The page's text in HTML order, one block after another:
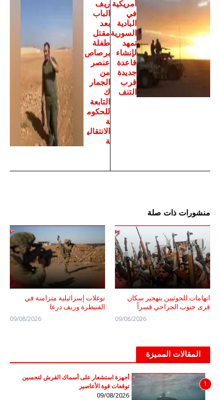
أمريكية
في
البادية
السورية
تمهد
لإنشاء
قاعدة
جديدة
قرب
التنف
ريف
الباب
بعد
مقتل
طفلة
برصاص
عنصر
من
الجمار
ك
التابعة
للحكوم
ة
الانتقالي
ة
منشورات ذات صلة
اتهامات للحوثيين بتهجير سكان
قرى جنوب الجراحي قسراً
09/08/2026
توغلات إسرائيلية متزامنة في
القنيطرة وريف درعا
09/08/2026
المقالات المميزة
1
أجهزة استشعار على أسماك القرش لتحسين
توقعات قوة الأعاصير
09/08/2026